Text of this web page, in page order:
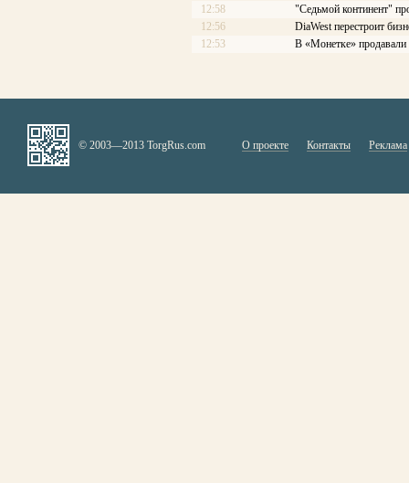
12:58
"Седьмой континент"
12:56
DiaWest перестроит
12:53
В «Монетке»
© 2003—2013 TorgRus.com О проекте Контакты Реклама